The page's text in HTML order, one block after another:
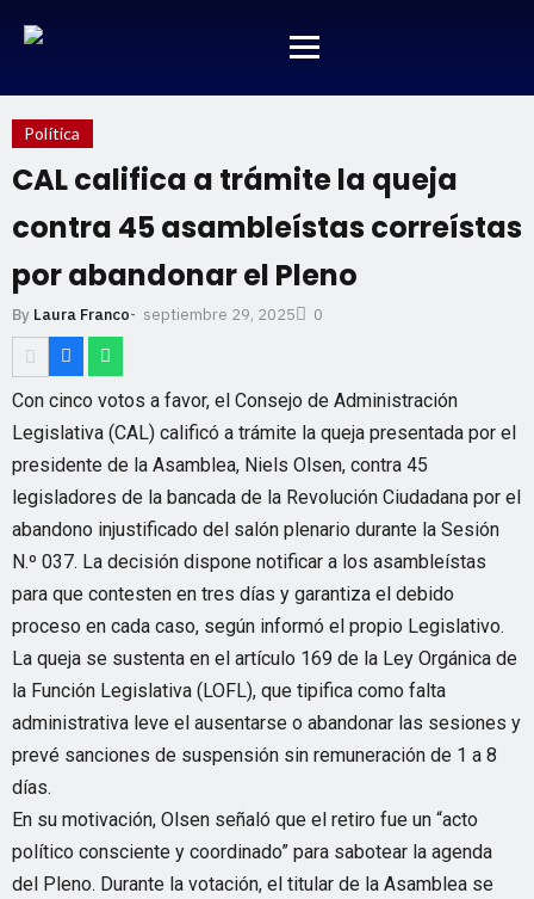
Política
CAL califica a trámite la queja
contra 45 asambleístas correístas
por abandonar el Pleno
By Laura Franco- septiembre 29, 2025 0
Con cinco votos a favor, el Consejo de Administración
Legislativa (CAL) calificó a trámite la queja presentada por el
presidente de la Asamblea, Niels Olsen, contra 45
legisladores de la bancada de la Revolución Ciudadana por el
abandono injustificado del salón plenario durante la Sesión
N.º 037. La decisión dispone notificar a los asambleístas
para que contesten en tres días y garantiza el debido
proceso en cada caso, según informó el propio Legislativo.
La queja se sustenta en el artículo 169 de la Ley Orgánica de
la Función Legislativa (LOFL), que tipifica como falta
administrativa leve el ausentarse o abandonar las sesiones y
prevé sanciones de suspensión sin remuneración de 1 a 8
días.
En su motivación, Olsen señaló que el retiro fue un “acto
político consciente y coordinado” para sabotear la agenda
del Pleno. Durante la votación, el titular de la Asamblea se